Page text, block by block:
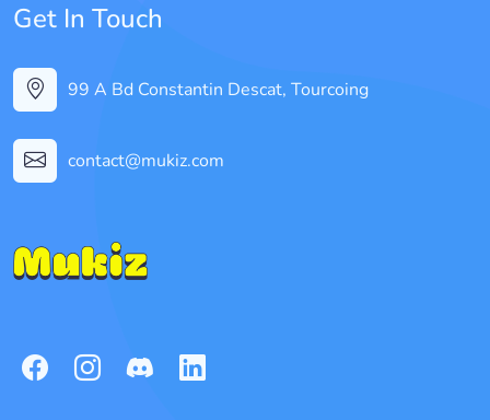
Get In Touch
99 A Bd Constantin Descat, Tourcoing
contact@mukiz.com